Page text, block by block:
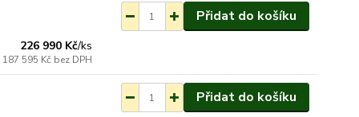
226 990 Kč/ks
187 595 Kč bez DPH
Přidat do košíku
Přidat do košíku